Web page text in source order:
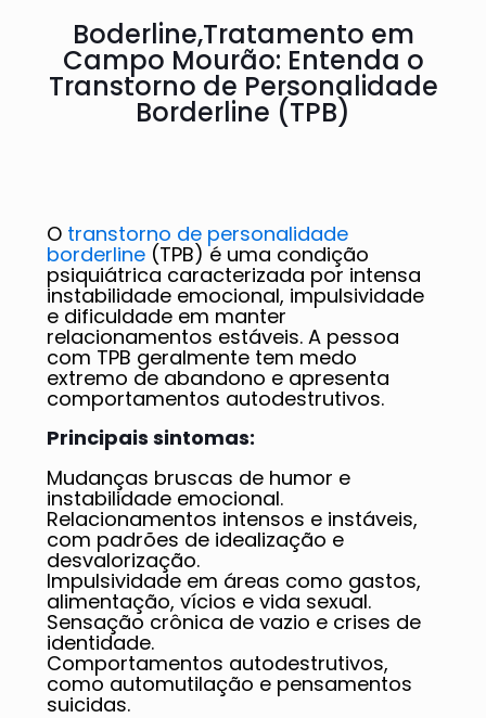
Boderline,Tratamento em
Campo Mourão: Entenda o
Transtorno de Personalidade
Borderline (TPB)
O transtorno de personalidade
borderline (TPB) é uma condição
psiquiátrica caracterizada por intensa
instabilidade emocional, impulsividade
e dificuldade em manter
relacionamentos estáveis. A pessoa
com TPB geralmente tem medo
extremo de abandono e apresenta
comportamentos autodestrutivos.
Principais sintomas:
Mudanças bruscas de humor e
instabilidade emocional.
Relacionamentos intensos e instáveis,
com padrões de idealização e
desvalorização.
Impulsividade em áreas como gastos,
alimentação, vícios e vida sexual.
Sensação crônica de vazio e crises de
identidade.
Comportamentos autodestrutivos,
como automutilação e pensamentos
suicidas.